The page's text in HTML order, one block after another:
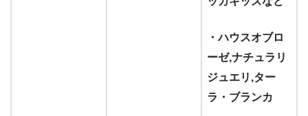
・ハウスオブロ
ーゼ,ナチュラリ
ジュエリ,ター
ラ・ブランカ